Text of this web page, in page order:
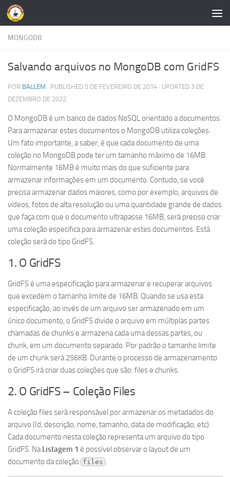
Skip to content
MONGODB
Salvando arquivos no MongoDB com GridFS
POR BALLEM · PUBLISHED 5 DE FEVEREIRO DE 2014 · UPDATED 3 DE
DEZEMBRO DE 2022
O MongoDB é um banco de dados NoSQL orientado a documentos.
Para armazenar estes documentos o MongoDB utiliza coleções.
Um fato importante, a saber, é que cada documento de uma
coleção no MongoDB pode ter um tamanho máximo de 16MB.
Normalmente 16MB é muito mais do que suficiente para
armazenar informações em um documento. Contudo, se você
precisa armazenar dados maiores, como por exemplo, arquivos de
vídeos, fotos de alta resolução ou uma quantidade grande de dados
que faça com que o documento ultrapasse 16MB, será preciso criar
uma coleção especifica para armazenar estes documentos. Está
coleção será do tipo GridFS.
1. O GridFS
GridFS é uma especificação para armazenar e recuperar arquivos
que excedem o tamanho limite de 16MB. Quando se usa esta
especificação, ao invés de um arquivo ser armazenado em um
único documento, o GridFS divide o arquivo em múltiplas partes
chamadas de chunks e armazena cada uma dessas partes, ou
chunk, em um documento separado. Por padrão o tamanho limite
de um chunk será 256KB. Durante o processo de armazenamento
o GridFS irá criar duas coleções que são: files e chunks.
2. O GridFS – Coleção Files
A coleção files será responsável por armazenar os metadados do
arquivo (Id, descrição, nome, tamanho, data de modificação, etc).
Cada documento nesta coleção representa um arquivo do tipo
GridFS. NaListagem 1 é possível observar o layout de um
documento da coleção files .